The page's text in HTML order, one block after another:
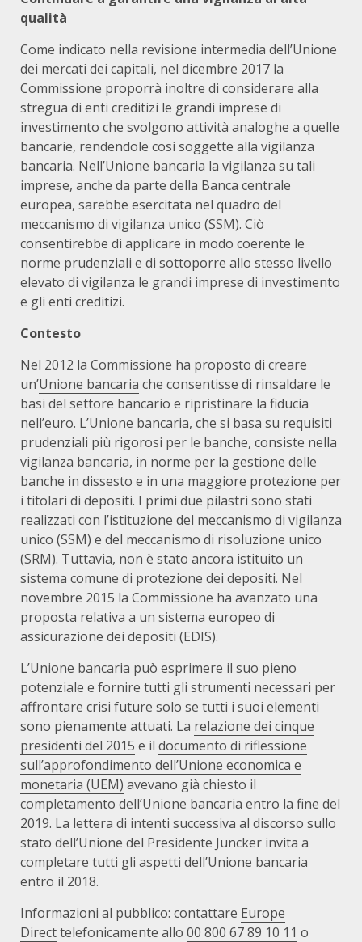
qualità
Come indicato nella revisione intermedia dell’Unione
dei mercati dei capitali, nel dicembre 2017 la
Commissione proporrà inoltre di considerare alla
stregua di enti creditizi le grandi imprese di
investimento che svolgono attività analoghe a quelle
bancarie, rendendole così soggette alla vigilanza
bancaria. Nell’Unione bancaria la vigilanza su tali
imprese, anche da parte della Banca centrale
europea, sarebbe esercitata nel quadro del
meccanismo di vigilanza unico (SSM). Ciò
consentirebbe di applicare in modo coerente le
norme prudenziali e di sottoporre allo stesso livello
elevato di vigilanza le grandi imprese di investimento
e gli enti creditizi.
Contesto
Nel 2012 la Commissione ha proposto di creare
un’Unione bancaria che consentisse di rinsaldare le
basi del settore bancario e ripristinare la fiducia
nell’euro. L’Unione bancaria, che si basa su requisiti
prudenziali più rigorosi per le banche, consiste nella
vigilanza bancaria, in norme per la gestione delle
banche in dissesto e in una maggiore protezione per
i titolari di depositi. I primi due pilastri sono stati
realizzati con l’istituzione del meccanismo di vigilanza
unico (SSM) e del meccanismo di risoluzione unico
(SRM). Tuttavia, non è stato ancora istituito un
sistema comune di protezione dei depositi. Nel
novembre 2015 la Commissione ha avanzato una
proposta relativa a un sistema europeo di
assicurazione dei depositi (EDIS).
L’Unione bancaria può esprimere il suo pieno
potenziale e fornire tutti gli strumenti necessari per
affrontare crisi future solo se tutti i suoi elementi
sono pienamente attuati. La relazione dei cinque
presidenti del 2015 e il documento di riflessione
sull’approfondimento dell’Unione economica e
monetaria (UEM) avevano già chiesto il
completamento dell’Unione bancaria entro la fine del
2019. La lettera di intenti successiva al discorso sullo
stato dell’Unione del Presidente Juncker invita a
completare tutti gli aspetti dell’Unione bancaria
entro il 2018.
Informazioni al pubblico: contattare Europe
Directtelefonicamente allo 00 800 67 89 10 11 o